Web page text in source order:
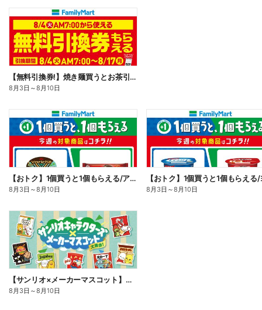
【無料引換券!】焼き麺買うとお茶引換券貰える!
8月3日 ～8月10日
【おトク】1個買うと1個もらえる/アイス
8月3日 ～8月10日 8月3日 ～8月10日
【サンリオ×メーカーマスコット】オリジナルグッズ貰える!
8月3日 ～8月10日